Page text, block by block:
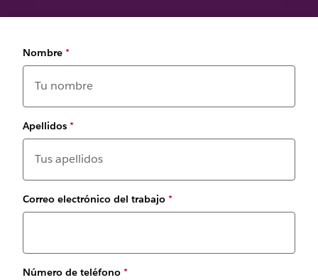
Nombre *
Apellidos *
Correo electrónico del trabajo *
Número de teléfono *